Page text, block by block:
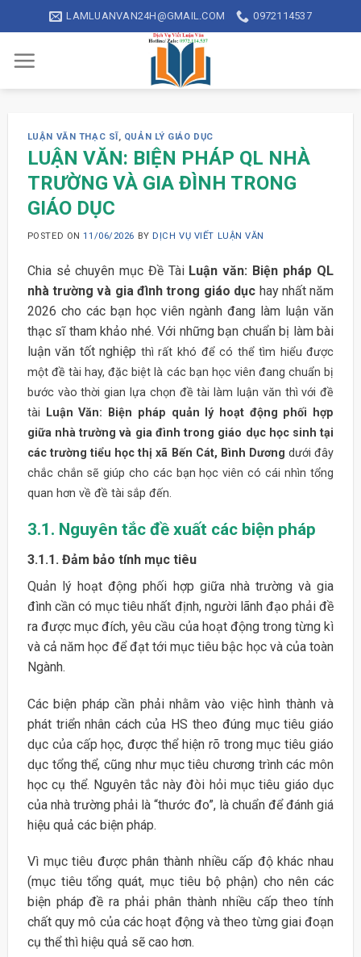
to
content
LAMLUANVAN24H@GMAIL.COM 0972114537
LUẬN VĂN THẠC SĨ , QUẢN LÝ GIÁO DỤC
LUẬN VĂN: BIỆN PHÁP QL NHÀ
TRƯỜNG VÀ GIA ĐÌNH TRONG
GIÁO DỤC
POSTED ON11/06/2026 BY DỊCH VỤ VIẾT LUẬN VĂN
Chia sẻ chuyên mục Đề Tài Luận văn: Biện pháp QL
nhà trường và gia đình trong giáo dục hay nhất năm
2026 cho các bạn học viên ngành đang làm luận văn
thạc sĩ tham khảo nhé. Với những bạn chuẩn bị làm bài
luận văn tốt nghiệp thì rất khó để có thể tìm hiểu được
một đề tài hay, đặc biệt là các bạn học viên đang chuẩn bị
bước vào thời gian lựa chọn đề tài làm luận văn thì với đề
tài
Luận Văn: Biện pháp quản lý hoạt động phối hợp
giữa nhà trường và gia đình trong giáo dục học sinh tại
các trường tiểu học thị xã Bến Cát, Bình Dươngdưới đây
chắc chắn sẽ giúp cho các bạn học viên có cái nhìn tổng
quan hơn về đề tài sắp đến.
3.1. Nguyên tắc đề xuất các biện pháp
3.1.1. Đảm bảo tính mục tiêu
Quản lý hoạt động phối hợp giữa nhà trường và gia
đình cần có mục tiêu nhất định, người lãnh đạo phải đề
ra được mục đích, yêu cầu của hoạt động trong từng kì
và cả năm học để đạt tới mục tiêu bậc học và của toàn
Ngành.
Các biện pháp cần phải nhằm vào việc hình thành và
phát triển nhân cách của HS theo đúng mục tiêu giáo
dục của cấp học, được thể hiện rõ trong mục tiêu giáo
dục tổng thể, cũng như mục tiêu chương trình các môn
học cụ thể. Nguyên tắc này đòi hỏi mục tiêu giáo dục
của nhà trường phải là “thước đo”, là chuẩn để đánh giá
hiệu quả các biện pháp.
Vì mục tiêu được phân thành nhiều cấp độ khác nhau
(mục tiêu tổng quát, mục tiêu bộ phận) cho nên các
biện pháp đề ra phải phân thành nhiều cấp theo tính
chất quy mô của các hoạt động và theo từng giai đoạn
cụ thể thì hiệu quả sẽ cao hơn.